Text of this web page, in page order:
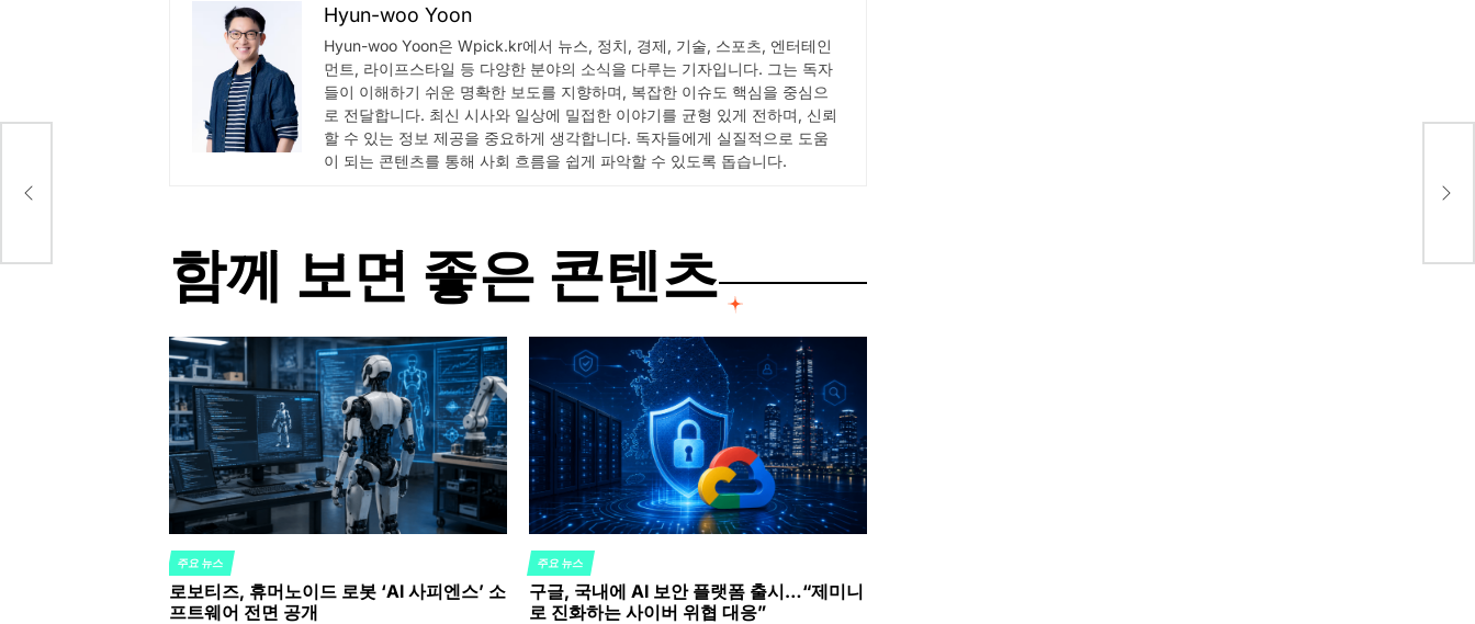
Hyun-woo Yoon
Hyun-woo Yoon은 Wpick.kr에서 뉴스, 정치, 경제, 기술, 스포츠, 엔터테인
먼트, 라이프스타일 등 다양한 분야의 소식을 다루는 기자입니다. 그는 독자
들이 이해하기 쉬운 명확한 보도를 지향하며, 복잡한 이슈도 핵심을 중심으
로 전달합니다. 최신 시사와 일상에 밀접한 이야기를 균형 있게 전하며, 신뢰
할 수 있는 정보 제공을 중요하게 생각합니다. 독자들에게 실질적으로 도움
이 되는 콘텐츠를 통해 사회 흐름을 쉽게 파악할 수 있도록 돕습니다.
함께 보면 좋은 콘텐츠
POSTED
IN
주요 뉴스
로보티즈, 휴머노이드 로봇 ‘AI 사피엔스’ 소
프트웨어 전면 공개
POSTED
IN
주요 뉴스
구글, 국내에 AI 보안 플랫폼 출시…“제미니
로 진화하는 사이버 위협 대응”
있